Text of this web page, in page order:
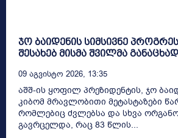
ჯო ბაიდენის სიმსივნე
შესახებ მისმა შვილმა
09 Აგვისტო 2026, 13:35
აშშ-ის ყოფილ პრეზიდენტის, ჯო
კიბომ მრავლობითი მეტასტაზები
რომლებიც ძვლებსა და სხვა
გავრცელდა, რაც 83 წლის...